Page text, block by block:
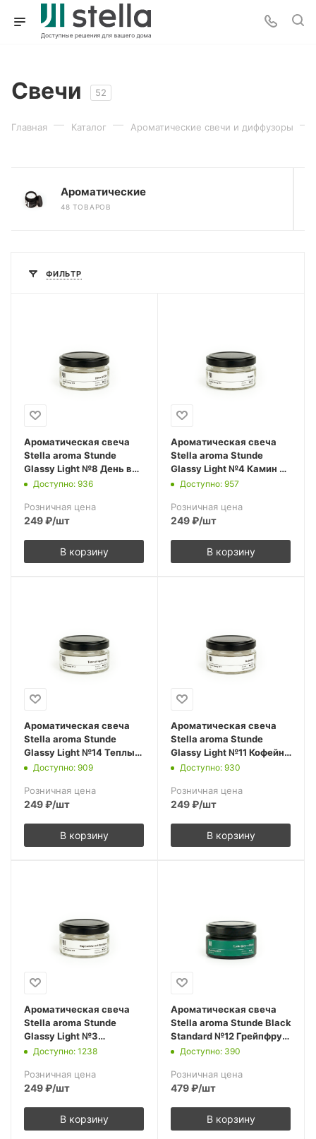
Свечи 52
Главная — Каталог — Ароматические свечи и диффузоры —
Ароматические
48 ТОВАРОВ
ФИЛЬТР
Ароматическая свеча
Stella aroma Stunde
Glassy Light №8 День в
СПА 50 мл (упак.3шт.)
Доступно: 936
Розничная цена
249₽/шт
В корзину
Ароматическая свеча
Stella aroma Stunde
Glassy Light №4 Камин 50
мл (упак.3шт.)
Доступно: 957
Розничная цена
249₽/шт
В корзину
Ароматическая свеча
Stella aroma Stunde
Glassy Light №14 Теплый
круассан 50 мл
Доступно: 909
Розничная цена
249₽/шт
В корзину
Ароматическая свеча
Stella aroma Stunde
Glassy Light №11 Кофейня
50 мл (упак.3шт.)
Доступно: 930
Розничная цена
249₽/шт
В корзину
Ароматическая свеча
Stella aroma Stunde
Glassy Light №3
Карамельный попкорн
Доступно: 1238
Розничная цена
249₽/шт
В корзину
Ароматическая свеча
Stella aroma Stunde Black
Standard №12 Грейпфрут
и Мята 50 мл (упак.3шт.)
Доступно: 390
Розничная цена
479₽/шт
В корзину